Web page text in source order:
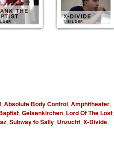
THE
X-DIVIDE
7 BILDER
, Absolute Body Control, Amphitheater,
, Gelsenkirchen, Lord Of The Lost,
, Subway to Sally, Unzucht, X-Divide,